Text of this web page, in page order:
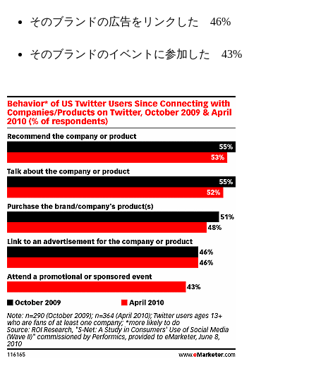
そのブランドの広告をリンクした 46%
そのブランドのイベントに参加した 43%